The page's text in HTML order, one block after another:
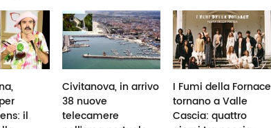
il
Civitanova, in arrivo
38 nuove
telecamere
I Fumi della Fornace
tornano a Valle
Cascia: quattro